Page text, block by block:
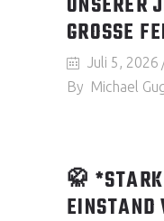
GROSSE
Juli 5, 2026
By Michael
🥋